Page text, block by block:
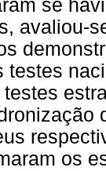
se
avaliou-
testes
os